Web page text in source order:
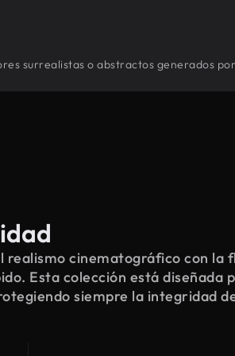
surrealistas o abstractos generados
realismo cinematográfico con la
Esta colección está diseñada
siempre la integridad